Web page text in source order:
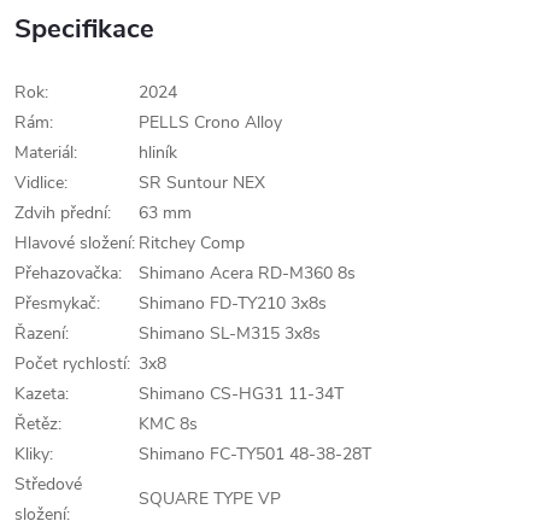
Specifikace
Rok:
2024
Rám:
PELLS Crono Alloy
Materiál:
hliník
Vidlice:
SR Suntour NEX
Zdvih přední:
63 mm
Hlavové složení: Ritchey Comp
Přehazovačka:
Shimano Acera RD-M360 8s
Přesmykač:
Shimano FD-TY210 3x8s
Řazení:
Shimano SL-M315 3x8s
Počet rychlostí: 3x8
Kazeta:
Shimano CS-HG31 11-34T
Řetěz:
KMC 8s
Kliky:
Shimano FC-TY501 48-38-28T
Středové
složení:
SQUARE TYPE VP